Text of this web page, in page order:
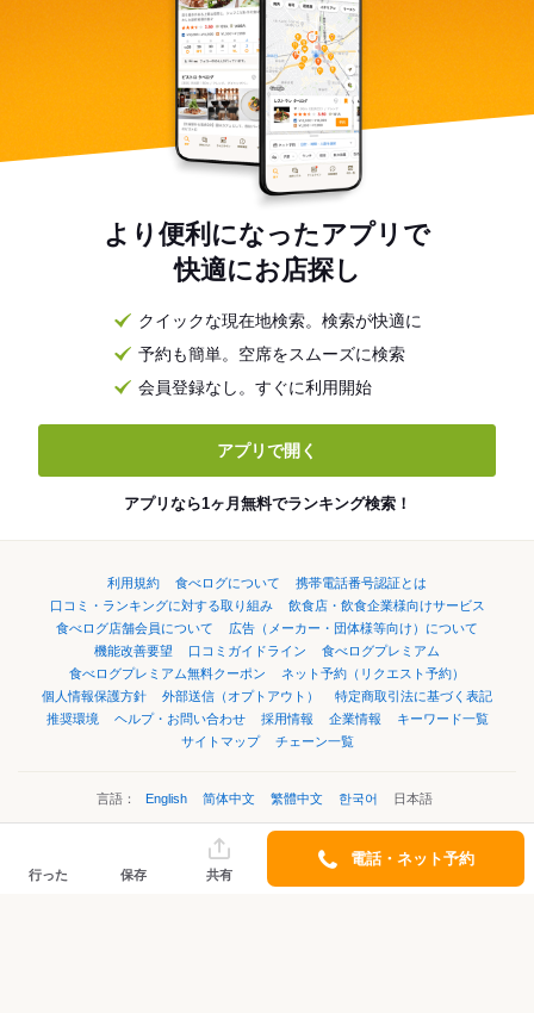
より便利になったアプリで
快適にお店探し
クイックな現在地検索。検索が快適に
予約も簡単。空席をスムーズに検索
会員登録なし。すぐに利用開始
アプリで開く
アプリなら1ヶ月無料でランキング検索！
利用規約 食べログについて
携帯電話番号認証とは
口コミ・ランキングに対する取り組み
飲食店・飲食企業様向けサービス
食べログ店舗会員について
広告（メーカー・団体様等向け）について
機能改善要望
口コミガイドライン
食べログプレミアム
食べログプレミアム無料クーポン
ネット予約（リクエスト予約）
個人情報保護方針
外部送信（オプトアウト）
特定商取引法に基づく表記
推奨環境
ヘルプ・お問い合わせ 採用情報 企業情報
キーワード一覧
サイトマップ
チェーン一覧
言語： English 简体中文 繁體中文 한국어 日本語
©Kakaku.com, Inc.
行った
保存 共有
電話・ネット予約